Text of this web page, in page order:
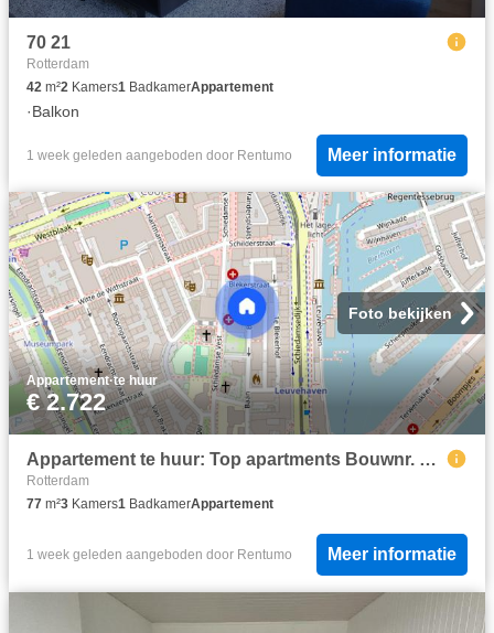
70 21
Rotterdam
42 m²2 Kamers1 BadkamerAppartement
·Balkon
1 week geleden aangeboden door Rentumo Meer informatie
Foto bekijken
Appartement·te huur
€ 2.722
Appartement te huur: Top apartments Bouwnr. 386 3011 CB Rotterdam
Rotterdam
77 m²3 Kamers1 BadkamerAppartement
1 week geleden aangeboden door Rentumo Meer informatie